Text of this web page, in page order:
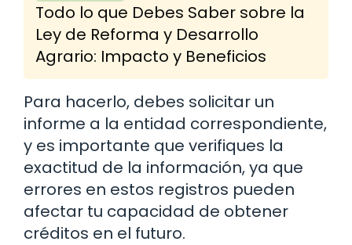
Todo lo que Debes Saber sobre la
Ley de Reforma y Desarrollo
Agrario: Impacto y Beneficios
Para hacerlo, debes solicitar un
informe a la entidad correspondiente,
y es importante que verifiques la
exactitud de la información, ya que
errores en estos registros pueden
afectar tu capacidad de obtener
créditos en el futuro.